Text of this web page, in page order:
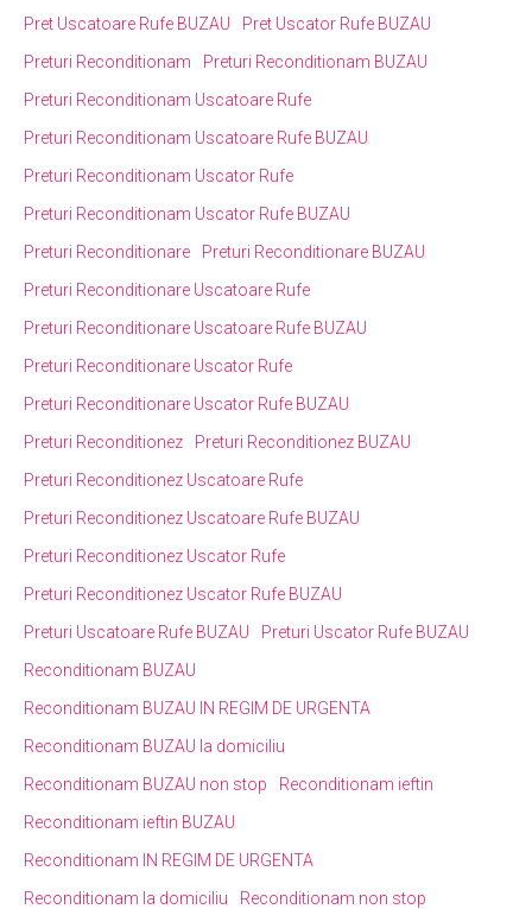
Pret Uscatoare Rufe BUZAU
Pret Uscator Rufe BUZAU
Preturi Reconditionam
Preturi Reconditionam BUZAU
Preturi Reconditionam Uscatoare Rufe
Preturi Reconditionam Uscatoare Rufe BUZAU
Preturi Reconditionam Uscator Rufe
Preturi Reconditionam Uscator Rufe BUZAU
Preturi Reconditionare
Preturi Reconditionare BUZAU
Preturi Reconditionare Uscatoare Rufe
Preturi Reconditionare Uscatoare Rufe BUZAU
Preturi Reconditionare Uscator Rufe
Preturi Reconditionare Uscator Rufe BUZAU
Preturi Reconditionez
Preturi Reconditionez BUZAU
Preturi Reconditionez Uscatoare Rufe
Preturi Reconditionez Uscatoare Rufe BUZAU
Preturi Reconditionez Uscator Rufe
Preturi Reconditionez Uscator Rufe BUZAU
Preturi Uscatoare Rufe BUZAU
Preturi Uscator Rufe BUZAU
Reconditionam BUZAU
Reconditionam BUZAU IN REGIM DE URGENTA
Reconditionam BUZAU la domiciliu
Reconditionam BUZAU non stop
Reconditionam ieftin
Reconditionam ieftin BUZAU
Reconditionam IN REGIM DE URGENTA
Reconditionam la domiciliu
Reconditionam non stop